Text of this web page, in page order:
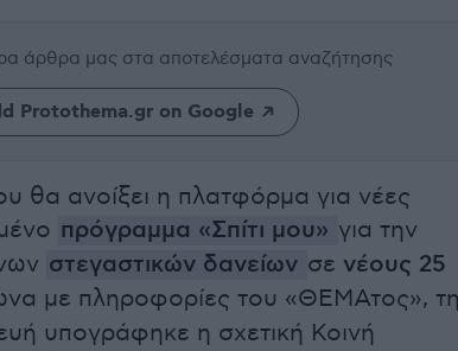
άρθρα μας στα αποτελέσματα αναζήτησης
Protothema.gr on Google
θα ανοίξει η πλατφόρμα για νέες
πρόγραμμα «Σπίτι μου» για την
στεγαστικών δανείων σε νέους 25
με πληροφορίες του «ΘΕΜΑτος»,
υπογράφηκε η σχετική Κοινή